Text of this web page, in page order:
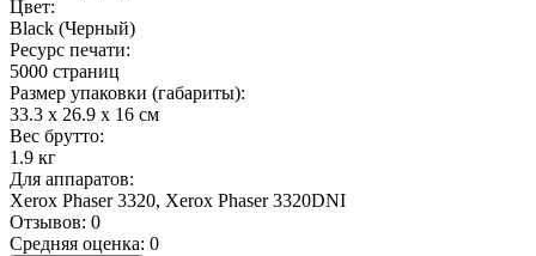
Цвет:
Black (Черный)
Ресурс печати:
5000 страниц
Размер упаковки (габариты):
33.3 x 26.9 x 16 см
Вес брутто:
1.9 кг
Для аппаратов:
Xerox Phaser 3320, Xerox Phaser 3320DNI
Отзывов: 0
Средняя оценка: 0